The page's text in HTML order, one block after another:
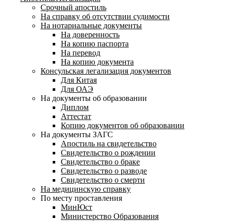
Срочный апостиль
На справку об отсутствии судимости
На нотариальные документы
На доверенность
На копию паспорта
На перевод
На копию документа
Консульская легализация документов
Для Китая
Для ОАЭ
На документы об образовании
Диплом
Аттестат
Копию документов об образовании
На документы ЗАГС
Апостиль на свидетельство
Свидетельство о рождении
Свидетельство о браке
Свидетельство о разводе
Свидетельство о смерти
На медицинскую справку
По месту проставления
МинЮст
Министерство Образования